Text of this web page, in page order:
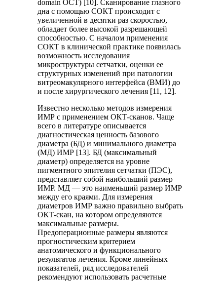
domain OCT) [10]. Сканирование глазного
дна с помощью СОКТ происходит с
увеличенной в десятки раз скоростью,
обладает более высокой разрешающей
способностью. С началом применения
СОКТ в клинической практике появилась
возможность исследования
микроструктуры сетчатки, оценки ее
структурных изменений при патологии
витреомакулярного интерфейса (ВМИ) до
и после хирургического лечения [11, 12].
Известно несколько методов измерения
ИМР с применением ОКТ-сканов. Чаще
всего в литературе описывается
диагностическая ценность базового
диаметра (БД) и минимального диаметра
(МД) ИМР [13]. БД (максимальный
диаметр) определяется на уровне
пигментного эпителия сетчатки (ПЭС),
представляет собой наибольший размер
ИМР. МД — это наименьший размер ИМР
между его краями. Для измерения
диаметров ИМР важно правильно выбрать
ОКТ-скан, на котором определяются
максимальные размеры.
Предоперационные размеры являются
прогностическим критерием
анатомического и функционального
результатов лечения. Кроме линейных
показателей, ряд исследователей
рекомендуют использовать расчетные